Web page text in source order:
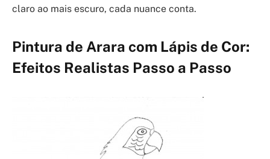
claro ao mais escuro, cada nuance conta.
Pintura de Arara com Lápis de Cor:
Efeitos Realistas Passo a Passo